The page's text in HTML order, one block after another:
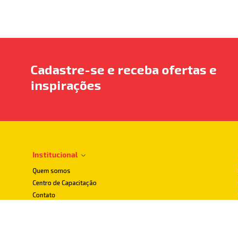
Cadastre-se e receba ofertas e
inspirações
Institucional
Quem somos
Centro de Capacitação
Contato